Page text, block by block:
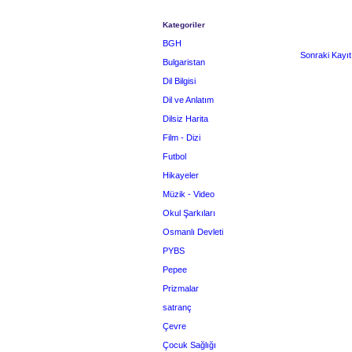
Sonraki Kayıt
Kategoriler
BGH
Bulgaristan
Dil Bilgisi
Dil ve Anlatım
Dilsiz Harita
Film - Dizi
Futbol
Hikayeler
Müzik - Video
Okul Şarkıları
Osmanlı Devleti
PYBS
Pepee
Prizmalar
satranç
Çevre
Çocuk Sağlığı